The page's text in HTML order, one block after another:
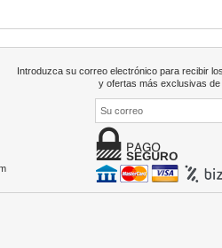
Introduzca su correo electrónico para recibir
y ofertas más exclusivas de